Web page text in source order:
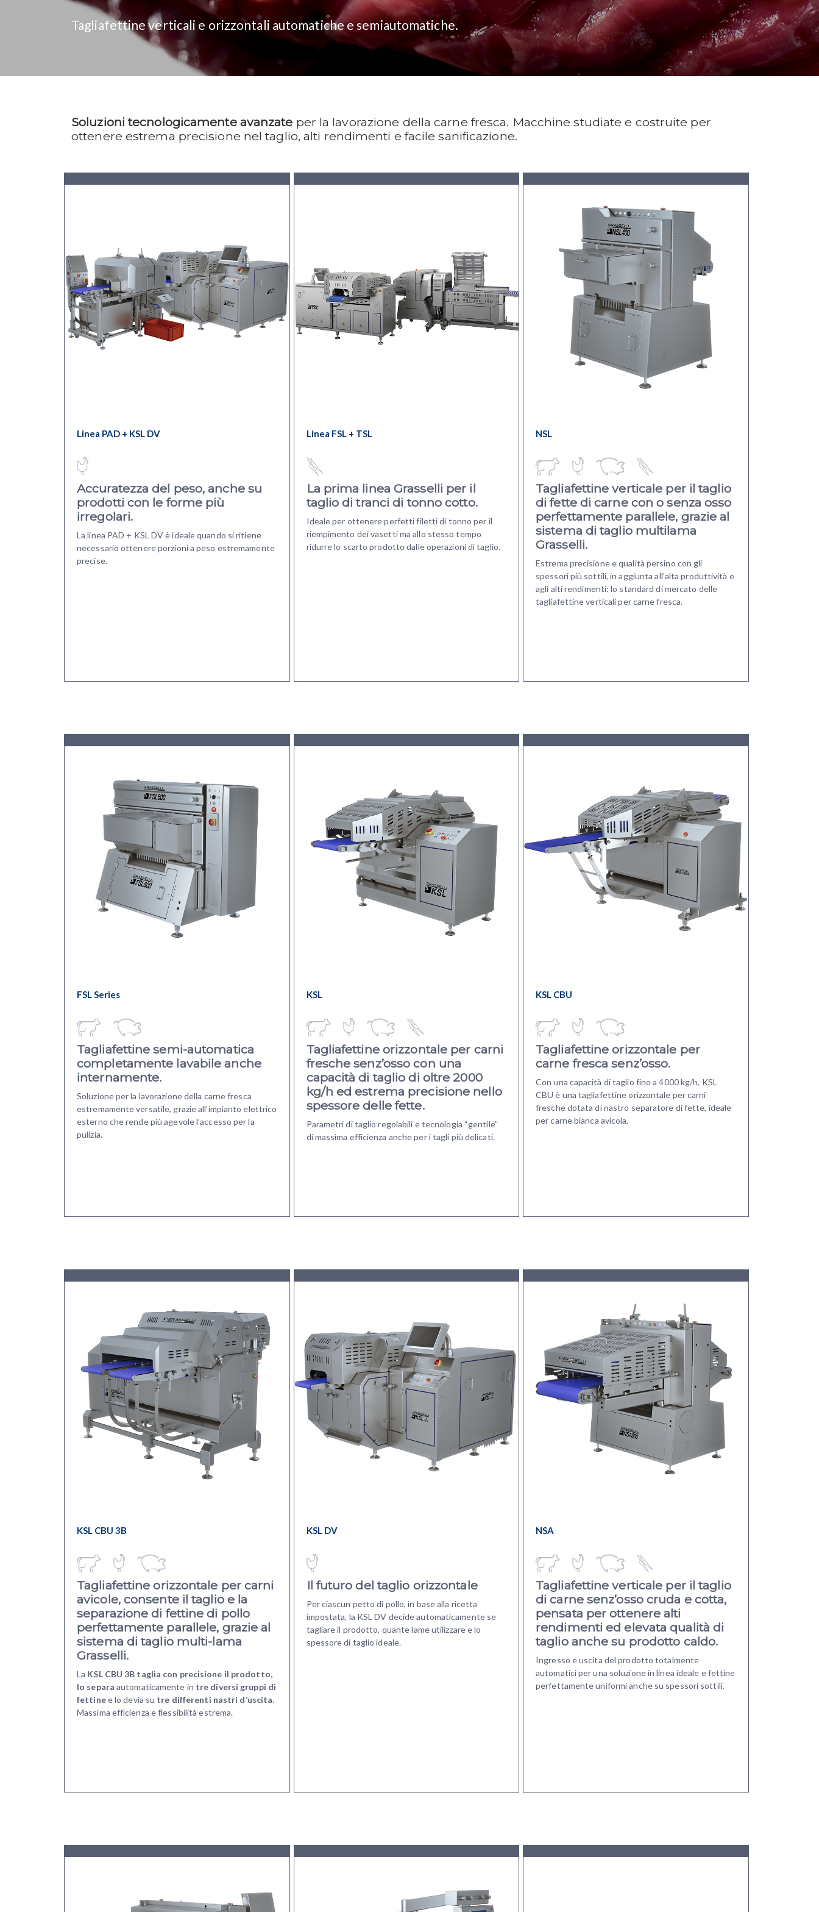
Tagliafettine verticali e orizzontali automatiche e semiautomatiche.
Soluzioni tecnologicamente avanzate per la lavorazione della carne fresca. Macchine studiate e costruite per
ottenere estrema precisione nel taglio, alti rendimenti e facile sanificazione.
Linea PAD + KSL DV
Accuratezza del peso, anche su
prodotti con le forme più
irregolari.
La linea PAD + KSL DV è ideale quando si ritiene
necessario ottenere porzioni a peso estremamente
precise.
Linea FSL + TSL
La prima linea Grasselli per il
taglio di tranci di tonno cotto.
Ideale per ottenere perfetti filetti di tonno per il
riempimento dei vasetti ma allo stesso tempo
ridurre lo scarto prodotto dalle operazioni di taglio.
NSL
Tagliafettine verticale per il taglio
di fette di carne con o senza osso
perfettamente parallele, grazie al
sistema di taglio multilama
Grasselli.
Estrema precisione e qualità persino con gli
spessori più sottili, in aggiunta all’alta produttività e
agli alti rendimenti: lo standard di mercato delle
tagliafettine verticali per carne fresca.
FSL Series
Tagliafettine semi-automatica
completamente lavabile anche
internamente.
Soluzione per la lavorazione della carne fresca
estremamente versatile, grazie all’impianto elettrico
esterno che rende più agevole l’accesso per la
pulizia.
KSL
Tagliafettine orizzontale per carni
fresche senz’ossocon una
capacità di taglio di oltre 2000
kg/h ed estrema precisione nello
spessore delle fette.
Parametri di taglio regolabili e tecnologia “gentile”
di massima efficienza anche per i tagli più delicati.
KSL CBU
Tagliafettine orizzontale per
carne fresca senz’osso.
Con una capacità di taglio fino a 4000 kg/h, KSL
CBU è una tagliafettine orizzontale per carni
fresche dotata di nastro separatore di fette, ideale
per carne bianca avicola.
KSL CBU 3B
Tagliafettine orizzontale per carni
avicole, consente il taglio e la
separazione di fettine di pollo
perfettamente parallele, grazie al
sistema di taglio multi-lama
Grasselli.
La KSL CBU 3B taglia con precisione il prodotto,
lo separa automaticamente in tre diversi gruppi di
fettinee lo devia su tre differenti nastri d’uscita.
Massima efficienza e flessibilità estrema.
KSL DV
Il futuro del taglio orizzontale
Per ciascun petto di pollo, in base alla ricetta
impostata, la KSL DV decide automaticamente se
tagliare il prodotto, quante lame utilizzare e lo
spessore di taglio ideale.
NSA
Tagliafettine verticale per il taglio
di carne senz’osso cruda e cotta,
pensata per ottenere alti
rendimentied elevata qualità di
taglio anche su prodotto caldo.
Ingresso e uscita del prodotto totalmente
automatici per una soluzione in linea ideale e fettine
perfettamente uniformi anche su spessori sottili.